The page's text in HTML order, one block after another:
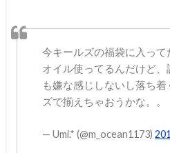
今キールズの福袋に入って
オイル使ってるんだけど、
も嫌な感じしないし落ち
ズで揃えちゃおうかな。。
— Umi.* (@m_ocean1173)